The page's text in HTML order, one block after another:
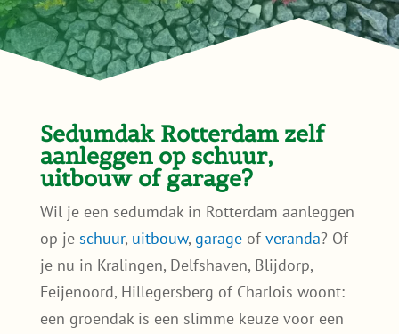
Sedumdak Rotterdam zelf
aanleggen op schuur,
uitbouw of garage?
Wil je een sedumdak in Rotterdam aanleggen
op je schuur, uitbouw, garageof veranda? Of
je nu in Kralingen, Delfshaven, Blijdorp,
Feijenoord, Hillegersberg of Charlois woont:
een groendak is een slimme keuze voor een